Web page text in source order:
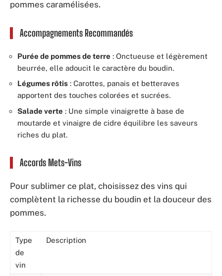
pommes caramélisées.
Accompagnements Recommandés
Purée de pommes de terre : Onctueuse et légèrement
beurrée, elle adoucit le caractère du boudin.
Légumes rôtis : Carottes, panais et betteraves
apportent des touches colorées et sucrées.
Salade verte : Une simple vinaigrette à base de
moutarde et vinaigre de cidre équilibre les saveurs
riches du plat.
Accords Mets-Vins
Pour sublimer ce plat, choisissez des vins qui
complètent la richesse du boudin et la douceur des
pommes.
Type
de
vin
Description